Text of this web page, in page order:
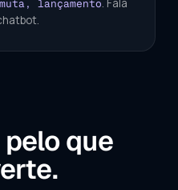
lançamento. Fala
que